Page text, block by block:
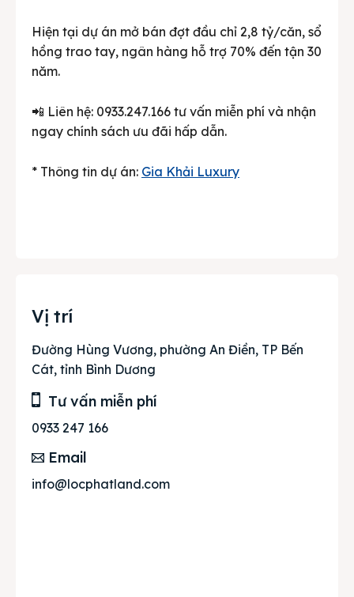
Hiện tại dự án mở bán đợt đầu chỉ 2,8 tỷ/căn, sổ
hồng trao tay, ngân hàng hỗ trợ 70% đến tận 30
năm.
📲 Liên hệ: 0933.247.166 tư vấn miễn phí và nhận
ngay chính sách ưu đãi hấp dẫn.
* Thông tin dự án: Gia Khải Luxury
Vị trí
Đường Hùng Vương, phường An Điền, TP Bến
Cát, tỉnh Bình Dương
Tư vấn miễn phí
0933 247 166
Email
info@locphatland.com